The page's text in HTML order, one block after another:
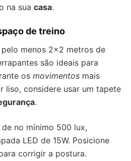
na sua casa.
de treino
menos 2×2 metros de
são ideais para
os movimentos mais
liso, considere usar um tapete
.
no mínimo 500 lux,
LED de 15W. Posicione
corrigir a postura.